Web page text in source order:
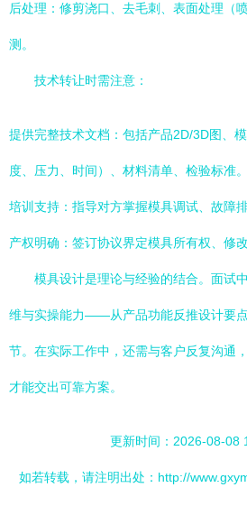
后处理：修剪浇口、去毛刺、表面处理（
测。
技术转让时需注意：
提供完整技术文档：包括产品2D/3D图、
度、压力、时间）、材料清单、检验标准。
培训支持：指导对方掌握模具调试、故障
产权明确：签订协议界定模具所有权、修
模具设计是理论与经验的结合。面试
维与实操能力——从产品功能反推设计要
节。在实际工作中，还需与客户反复沟通
才能交出可靠方案。
更新时间：2026-08-08
如若转载，请注明出处：http://